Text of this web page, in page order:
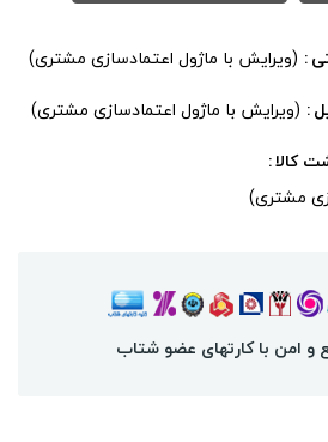
(ویرایش با ماژول اعتمادسازی مشتری)
(ویرایش با ماژول اعتمادسازی مشتری)
کالا
مشتری)
و امن با کارتهای عضو شتاب